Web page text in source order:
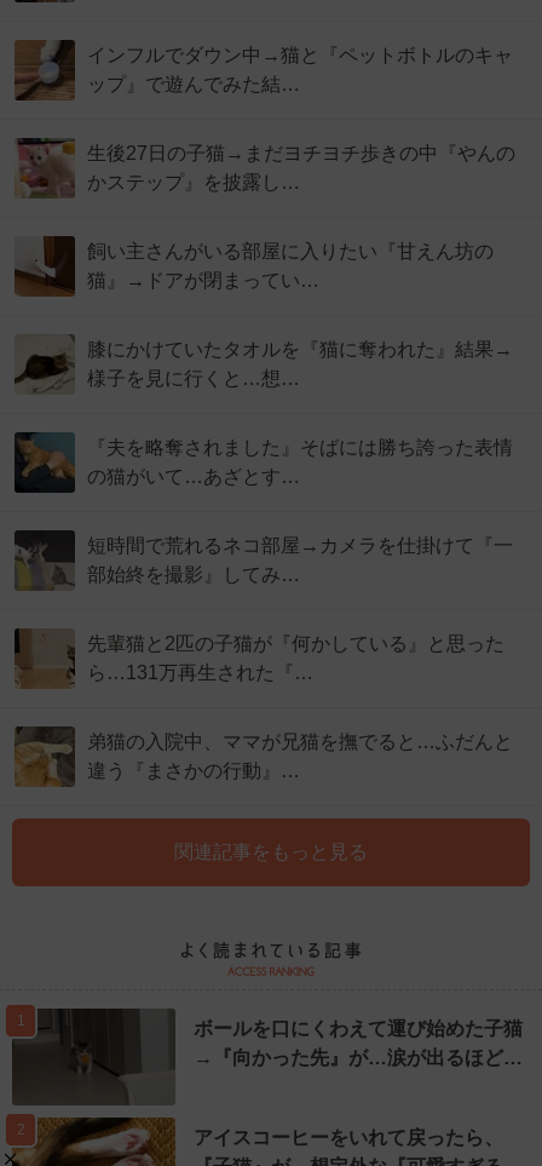
インフルでダウン中→猫と『ペットボトルのキャ
ップ』で遊んでみた結…
生後27日の子猫→まだヨチヨチ歩きの中『やんの
かステップ』を披露し…
飼い主さんがいる部屋に入りたい『甘えん坊の
猫』→ドアが閉まってい…
膝にかけていたタオルを『猫に奪われた』結果→
様子を見に行くと…想…
『夫を略奪されました』そばには勝ち誇った表情
の猫がいて…あざとす…
短時間で荒れるネコ部屋→カメラを仕掛けて『一
部始終を撮影』してみ…
先輩猫と2匹の子猫が『何かしている』と思った
ら…131万再生された『…
弟猫の入院中、ママが兄猫を撫でると…ふだんと
違う『まさかの行動』…
関連記事をもっと見る
1
ボールを口にくわえて運び始めた子猫
→『向かった先』が…涙が出るほど…
2
アイスコーヒーをいれて戻ったら、